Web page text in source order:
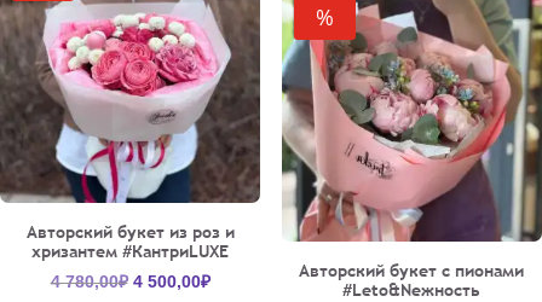
Авторский букет из роз и
хризантем #КантриLUXE
4 780,00₽ Первоначальная
4 500,00₽Текущая
%
Авторский букет с пионами
#Leto&Neжность